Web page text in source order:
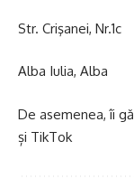
Str. Crişanei, Nr.1c
Alba Iulia, Alba
De asemenea, îi
și TikTok